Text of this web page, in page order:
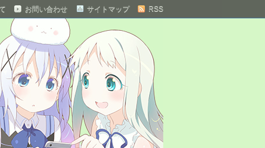
サイトマップ RSS
お問い合わせ
めサイト